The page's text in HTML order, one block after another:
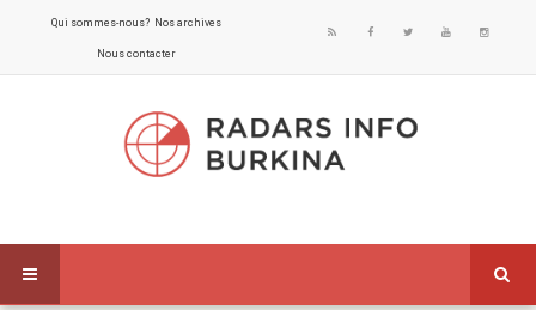
Qui sommes-nous? Nos archives
Nous contacter